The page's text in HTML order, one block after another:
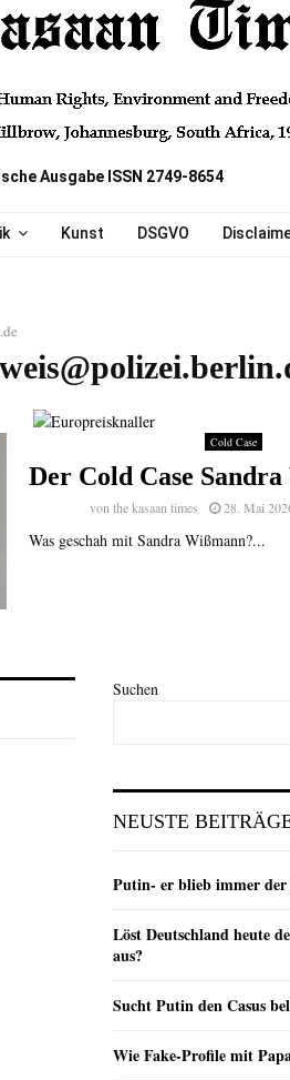
Ausgabe ISSN 2749-8654
Kunst DSGVO
Cold Case
Der Cold Case
vonthe kasaan times 28. Mai
Was geschah mit Sandra Wißmann?...
Suchen
NEUSTE
Putin- er blieb immer
Löst Deutschland heute
aus?
Sucht Putin den Casus
Wie Fake-Profile mit